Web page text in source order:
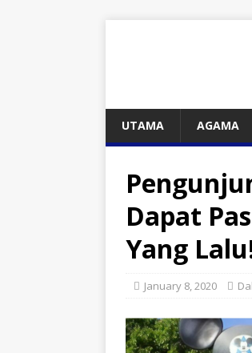
UTAMA AGAMA
Dapat
Yang
January 8, 2020